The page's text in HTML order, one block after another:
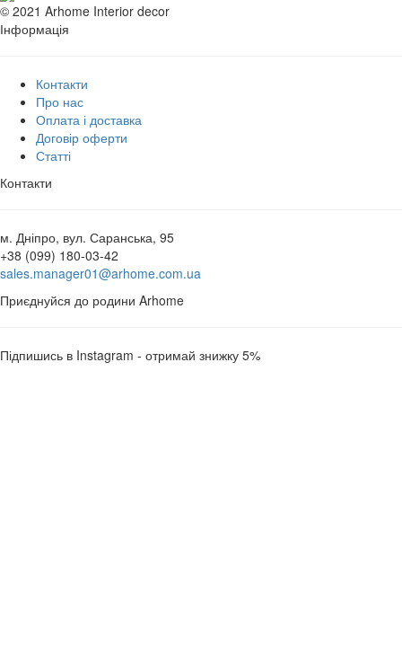
© 2021 Arhome Interior decor
Інформація
Контакти
Про нас
Оплата і доставка
Договір оферти
Статті
Контакти
м. Дніпро, вул. Саранська, 95
+38 (099) 180-03-42
sales.manager01@arhome.com.ua
Приєднуйся до родини Arhome
Підпишись в Instagram - отримай знижку 5%